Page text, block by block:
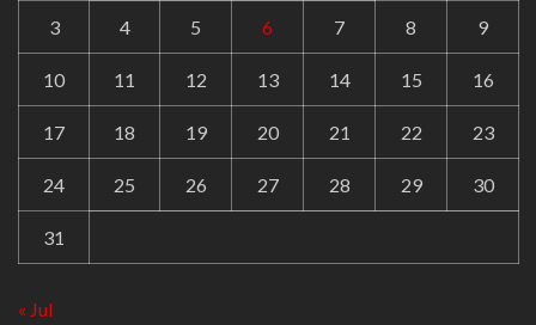
3 4 5 6 7 8 9
10 11 12 13 14 15 16
17 18 19 20 21 22 23
24 25 26 27 28 29 30
31
« Jul